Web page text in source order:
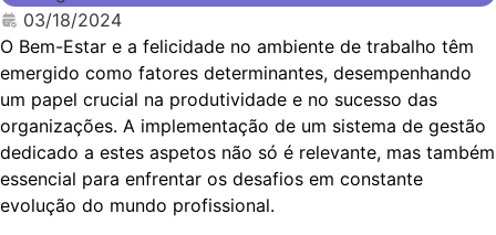
03/18/2024
O Bem-Estar e a felicidade no ambiente de trabalho têm
emergido como fatores determinantes, desempenhando
um papel crucial na produtividade e no sucesso das
organizações. A implementação de um sistema de gestão
dedicado a estes aspetos não só é relevante, mas também
essencial para enfrentar os desafios em constante
evolução do mundo profissional.